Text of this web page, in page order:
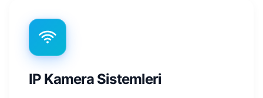
IP Kamera Sistemleri